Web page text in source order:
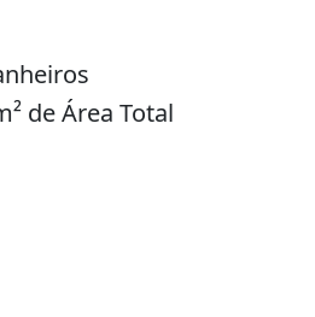
de Área Total